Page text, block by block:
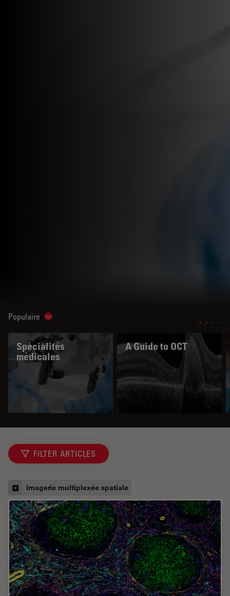
Populaire Show subnavigation
Spécialités
médicales
A Guide to OCT
FILTER ARTICLES
Imagerie multiplexée spatiale